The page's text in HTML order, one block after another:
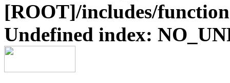
[ROOT]/includes/
Undefined index: